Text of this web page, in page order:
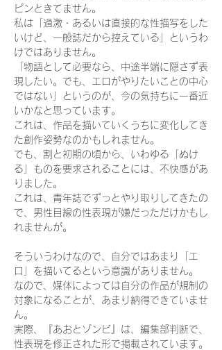
ピンときてません。
私は「過激・あるいは直接的な性描写をした
いけど、一般誌だから控えている」というわ
けではありません。
「物語として必要なら、中途半端に隠さず表
現したい。でも、エロがやりたいことの中心
ではない」というのが、今の気持ちに一番近
いかなと思っています。
これは、作品を描いていくうちに変化してき
た創作姿勢なのかもしれません。
でも、割と初期の頃から、いわゆる「ぬけ
る」ものを要求されることには、不快感があ
りました。
これは、青年誌でずっとやり取りしてきたの
で、男性目線の性表現が嫌だっただけかもし
れませんが。
そういうわけなので、自分ではあまり「エ
ロ」を描いてるという意識がありません。
なので、媒体によっては自分の作品が規制の
対象になることが、あまり納得できていませ
ん。
実際、『あおとゾンビ』は、編集部判断で、
性表現を修正された形で掲載されています。